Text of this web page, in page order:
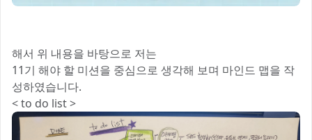
해서 위 내용을 바탕으로 저는
11기 해야 할 미션을 중심으로 생각해 보며 마인드 맵을 작
성하였습니다.
< to do list >